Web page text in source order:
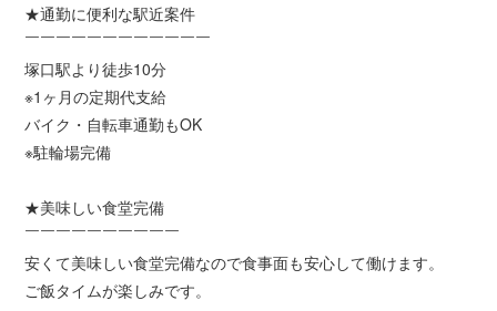
★通勤に便利な駅近案件
￣￣￣￣￣￣￣￣￣￣￣￣
塚口駅より徒歩10分
※1ヶ月の定期代支給
バイク・自転車通勤もOK
※駐輪場完備
★美味しい食堂完備
￣￣￣￣￣￣￣￣￣￣
安くて美味しい食堂完備なので食事面も安心して働けます。
ご飯タイムが楽しみです。